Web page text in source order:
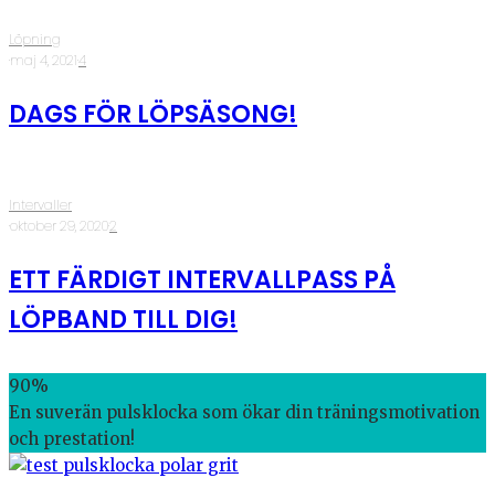
Löpning
·maj 4, 2021·4
DAGS FÖR LÖPSÄSONG!
Intervaller
·oktober 29, 2020·2
ETT FÄRDIGT INTERVALLPASS PÅ
LÖPBAND TILL DIG!
90%
En suverän pulsklocka som ökar din träningsmotivation
och prestation!